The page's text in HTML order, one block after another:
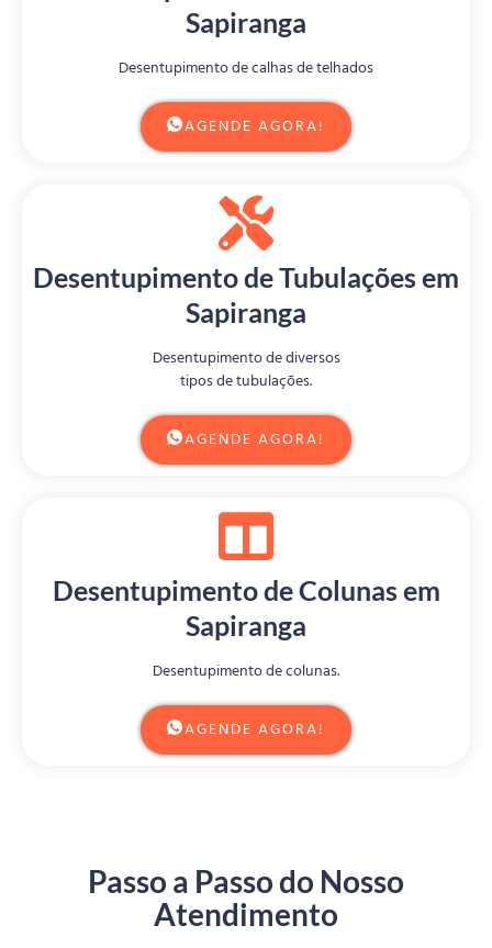
Sapiranga
Desentupimento de calhas de telhados
AGENDE AGORA!
Desentupimento de Tubulações em
Sapiranga
Desentupimento de diversos
tipos de tubulações.
AGENDE AGORA!
Desentupimento de Colunas em
Sapiranga
Desentupimento de colunas.
AGENDE AGORA!
Passo a Passo do Nosso
Atendimento